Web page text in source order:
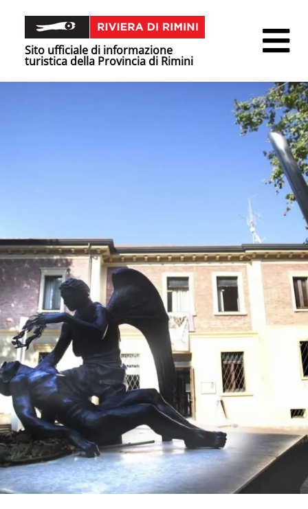
Sito ufficiale di informazione
turistica della Provincia di Rimini